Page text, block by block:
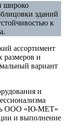
широко
зданий
к
ассортимент
размеров и
вариант
и
ООО «Ю-МЕТ»
и выполнение